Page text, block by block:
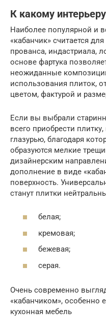
К какому
Наиболее популярной и
«кабанчик» считается
прованса, индастриала,
основе фартука
неожиданные
использования плиток,
цветом, фактурой и
Если вы выбрали
всего приобрести
глазурью, благодаря
образуются мелкие
дизайнерским
дополнение в виде
поверхность.
станут плитки
белая;
кремовая;
бежевая;
серая.
Очень современно
«кабанчиком», особенно
кухонная мебель